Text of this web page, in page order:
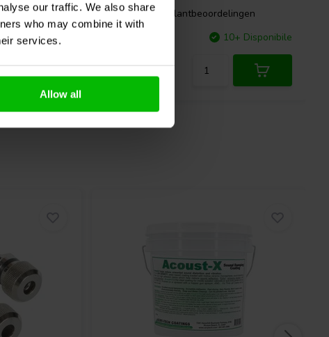
our traffic. We also share
who may combine it with
services.
Allow all
2 Disponibile
4 klantbeoordelingen
10+ Disponibile